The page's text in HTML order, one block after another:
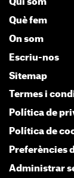
Qui som
Què fem
On som
Escriu-nos
Sitemap
Termes i
Política de
Política de
Preferències
Administrar